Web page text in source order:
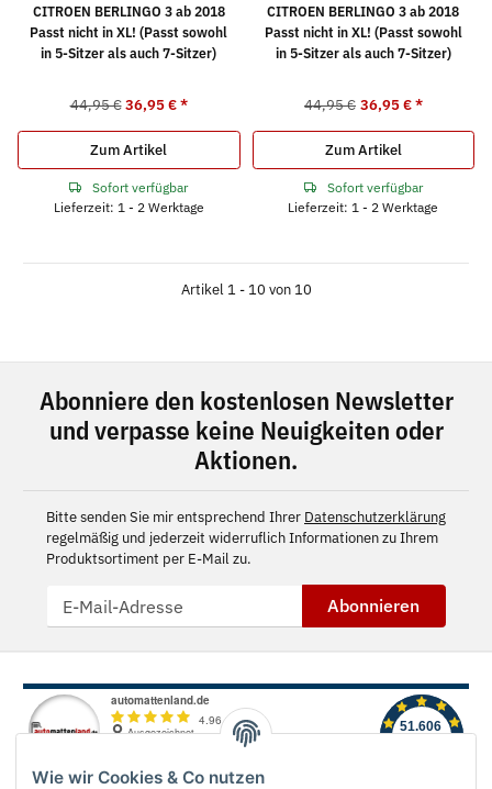
Wie wir Cookies & Co nutzen
CITROEN BERLINGO 3 ab 2018
Passt nicht in XL! (Passt sowohl
in 5-Sitzer als auch 7-Sitzer)
44,95 € 36,95 €*
Zum Artikel
Sofort verfügbar
Lieferzeit: 1 - 2 Werktage
CITROEN BERLINGO 3 ab 2018
Passt nicht in XL! (Passt sowohl
in 5-Sitzer als auch 7-Sitzer)
44,95 € 36,95 €*
Zum Artikel
Sofort verfügbar
Lieferzeit: 1 - 2 Werktage
Artikel 1 - 10 von 10
Abonniere den kostenlosen Newsletter
und verpasse keine Neuigkeiten oder
Aktionen.
Bitte senden Sie mir entsprechend Ihrer Datenschutzerklärung
regelmäßig und jederzeit widerruflich Informationen zu Ihrem
Produktsortiment per E-Mail zu.
Abonnieren